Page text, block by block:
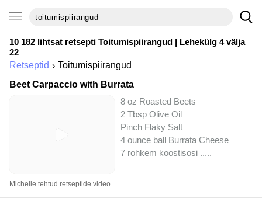
10 182 lihtsat retsepti Toitumispiirangud
| Lehekülg 4 välja
22
Retseptid
Toitumispiirangud
Beet Carpaccio with Burrata
8 oz Roasted Beets
2 Tbsp Olive Oil
Pinch Flaky Salt
4 ounce ball Burrata Cheese
7 rohkem koostisosi .....
Michelle tehtud retseptide video